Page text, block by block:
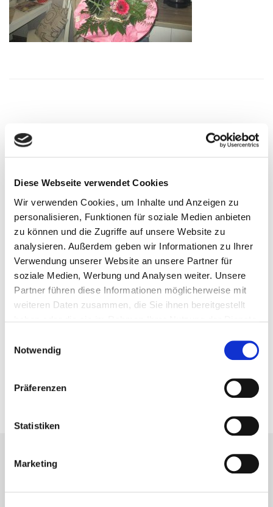
Diese Webseite verwendet Cookies
Wir verwenden Cookies, um Inhalte und Anzeigen zu
personalisieren, Funktionen für soziale Medien anbieten
zu können und die Zugriffe auf unsere Website zu
analysieren. Außerdem geben wir Informationen zu Ihrer
Verwendung unserer Website an unsere Partner für
soziale Medien, Werbung und Analysen weiter. Unsere
Partner führen diese Informationen möglicherweise mit
weiteren Daten zusammen, die Sie ihnen bereitgestellt
Notwendig
Präferenzen
Statistiken
Marketing
Öffnungszeiten
Mo.: 8.00 – 12.00 Uhr und 14.00 – 16.00 Uhr
Di.: 8.00 – 12.00 Uhr und 14.00 – 16.00 Uhr
Mi.: nach Vereinbarung
Do.: 8.00 – 12.00 Uhr und 14.00 – 17.00 Uhr
Fr.: 8.00 – 12.00 Uhr
Gerne können Sie mit uns auch
Besichtigungstermine außerhalb der oben genannten
Öffnungszeiten vereinbaren. Rufen Sie uns dazu bitte
E-Mail:info[at]sbg-wohnen.de
Bleiben Sie auf dem neuesten